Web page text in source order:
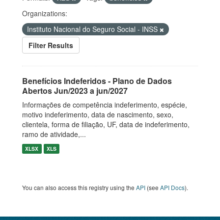
Organizations:
Instituto Nacional do Seguro Social - INSS
Filter Results
Benefícios Indeferidos - Plano de Dados
Abertos Jun/2023 a jun/2027
Informações de competência indeferimento, espécie,
motivo indeferimento, data de nascimento, sexo,
clientela, forma de filiação, UF, data de indeferimento,
ramo de atividade,...
XLSX XLS
You can also access this registry using the API (see API Docs).